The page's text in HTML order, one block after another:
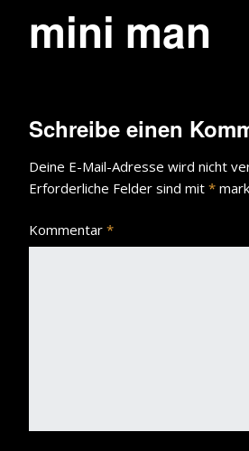
mini man
Schreibe einen
Deine E-Mail-Adresse wird nicht
Erforderliche Felder sind mit *
Kommentar *